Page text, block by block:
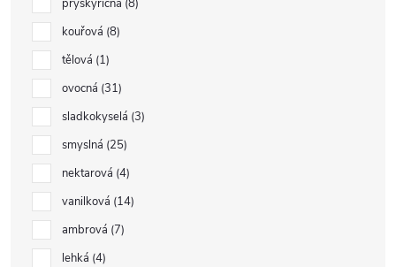
pryskyřičná 8
kouřová 8
tělová 1
ovocná 31
sladkokyselá 3
smyslná 25
nektarová 4
vanilková 14
ambrová 7
lehká 4